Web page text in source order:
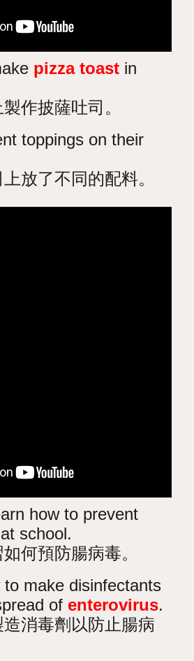
pizza toast in
作披薩吐司。
toppings on their
放了不同的配料。
how to prevent
at school.
何預防腸病毒。
make disinfectants
of enterovirus.
消毒劑以防止腸病